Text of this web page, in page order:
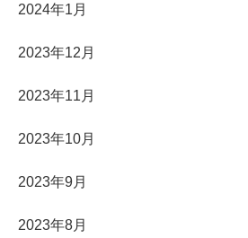
2024年1月
2023年12月
2023年11月
2023年10月
2023年9月
2023年8月